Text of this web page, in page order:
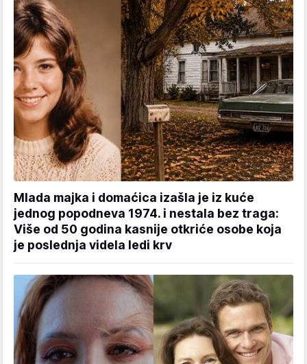
Mlada majka i domaćica izašla je iz kuće
jednog popodneva 1974. i nestala bez traga:
Više od 50 godina kasnije otkriće osobe koja
je poslednja videla ledi krv